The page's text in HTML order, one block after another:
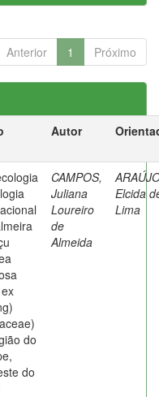
Anterior 1 Próximo
Autor
do
do
CAMPOS,
Juliana
Loureiro
de
Almeida
Elcida
Lima